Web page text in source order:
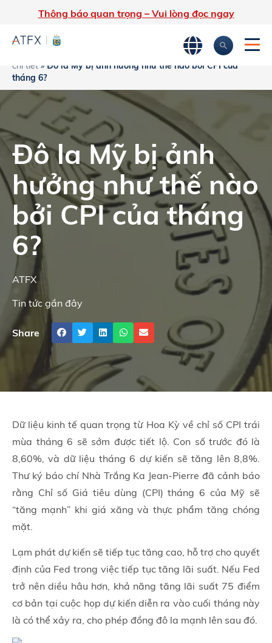
Thông báo quan trọng – Vui lòng đọc ngay
Tin tức thị trường & Thông tin
chi tiết » Đô la Mỹ bị ảnh hưởng như thế nào bởi CPI của
tháng 6?
Đô la Mỹ bị ảnh
hưởng như thế nào
bởi CPI của tháng
6?
ATFX
Tin tức gần đây
Share
Dữ liệu kinh tế quan trọng từ Hoa Kỳ về chỉ số CPI trái
mùa tháng 6 sẽ sớm được tiết lộ. Con số trước đó là
8,60%, và dữ liệu tháng 6 dự kiến sẽ tăng lên 8,8%.
Thư ký báo chí Nhà Trắng Ka Jean-Pierre đã cảnh báo
rằng Chỉ số Giá tiêu dùng (CPI) tháng 6 của Mỹ sẽ
“tăng mạnh” khi giá xăng và thực phẩm tăng chóng
mặt.
Lạm phát dự kiến sẽ tiếp tục tăng cao, hỗ trợ cho quyết
định của Fed trong việc tiếp tục tăng lãi suất. Nếu Fed
trở nên diều hâu hơn, khả năng tăng lãi suất 75 điểm
cơ bản tại cuộc họp dự kiến diễn ra vào cuối tháng này
là có thể xảy ra, cho phép đồng đô la mạnh lên sau đó.